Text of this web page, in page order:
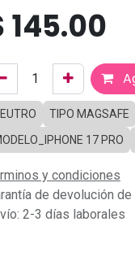
145.00
TIPO MAGSAFE
17 PRO
y condiciones
de devolución
2-3 días laborales